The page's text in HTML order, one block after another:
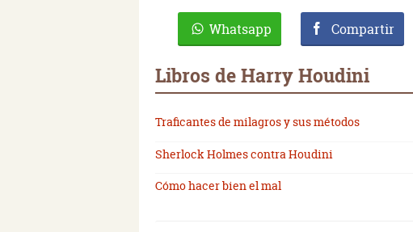
Whatsapp Compartir
Libros de Harry Houdini
Traficantes de milagros y sus métodos
Sherlock Holmes contra Houdini
Cómo hacer bien el mal